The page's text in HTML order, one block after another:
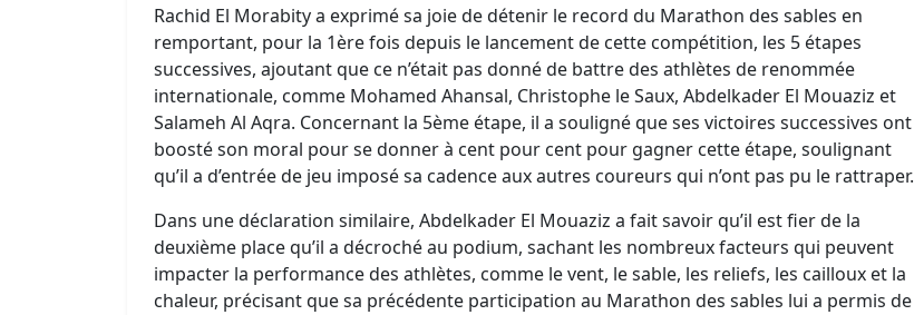
Rachid El Morabity a exprimé sa joie de détenir le record du Marathon des sables en
remportant, pour la 1ère fois depuis le lancement de cette compétition, les 5 étapes
successives, ajoutant que ce n’était pas donné de battre des athlètes de renommée
internationale, comme Mohamed Ahansal, Christophe le Saux, Abdelkader El Mouaziz et
Salameh Al Aqra. Concernant la 5ème étape, il a souligné que ses victoires successives ont
boosté son moral pour se donner à cent pour cent pour gagner cette étape, soulignant
qu’il a d’entrée de jeu imposé sa cadence aux autres coureurs qui n’ont pas pu le rattraper.
Dans une déclaration similaire, Abdelkader El Mouaziz a fait savoir qu’il est fier de la
deuxième place qu’il a décroché au podium, sachant les nombreux facteurs qui peuvent
impacter la performance des athlètes, comme le vent, le sable, les reliefs, les cailloux et la
chaleur, précisant que sa précédente participation au Marathon des sables lui a permis de